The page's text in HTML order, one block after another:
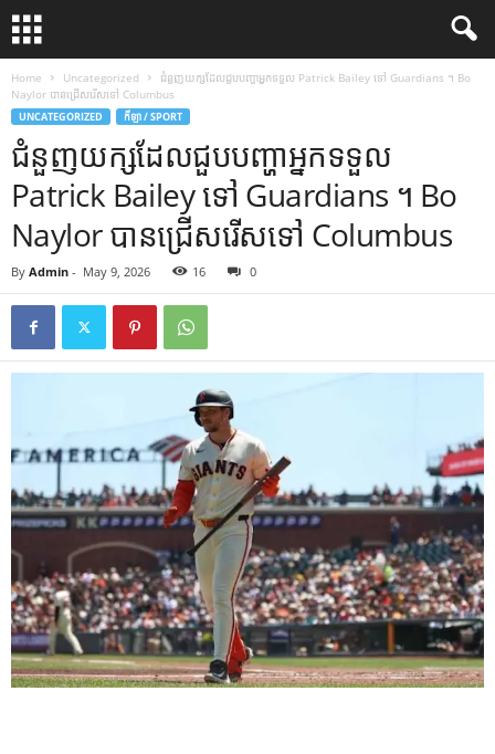
Home Uncategorized
ជំនួញយក្សដែលជួបបញ្ហាអ្នកទទួល Patrick Bailey ទៅ Guardians ។ Bo
Naylor បានជ្រើសរើសទៅ Columbus
UNCATEGORIZED កីឡា / SPORT
ជំនួញយក្សដែលជួបបញ្ហាអ្នកទទួល
Patrick Bailey ទៅ Guardians ។ Bo
Naylor បានជ្រើសរើសទៅ Columbus
By Admin - May 9, 2026 16 0